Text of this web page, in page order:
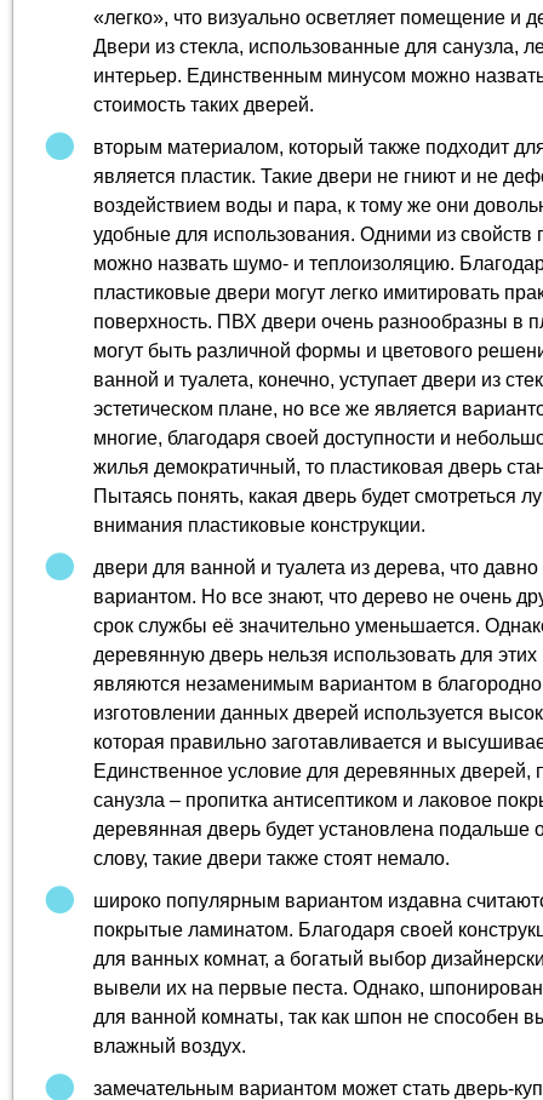
«легко», что визуально осветляет помещение и
Двери из стекла, использованные для санузла,
интерьер. Единственным минусом можно
стоимость таких дверей.
вторым материалом, который также подходит
является пластик. Такие двери не гниют и не
воздействием воды и пара, к тому же они
удобные для использования. Одними из свойств
можно назвать шумо- и теплоизоляцию.
пластиковые двери могут легко имитировать
поверхность. ПВХ двери очень разнообразны в
могут быть различной формы и цветового
ванной и туалета, конечно, уступает двери из
эстетическом плане, но все же является
многие, благодаря своей доступности и
жилья демократичный, то пластиковая дверь
Пытаясь понять, какая дверь будет смотреться
внимания пластиковые конструкции.
двери для ванной и туалета из дерева, что давно
вариантом. Но все знают, что дерево не очень
срок службы её значительно уменьшается.
деревянную дверь нельзя использовать для
являются незаменимым вариантом в
изготовлении данных дверей используется
которая правильно заготавливается и
Единственное условие для деревянных дверей,
санузла – пропитка антисептиком и лаковое
деревянная дверь будет установлена подальше
слову, такие двери также стоят немало.
широко популярным вариантом издавна
покрытые ламинатом. Благодаря своей
для ванных комнат, а богатый выбор
вывели их на первые песта. Однако,
для ванной комнаты, так как шпон не способен
влажный воздух.
замечательным вариантом может стать дверь-